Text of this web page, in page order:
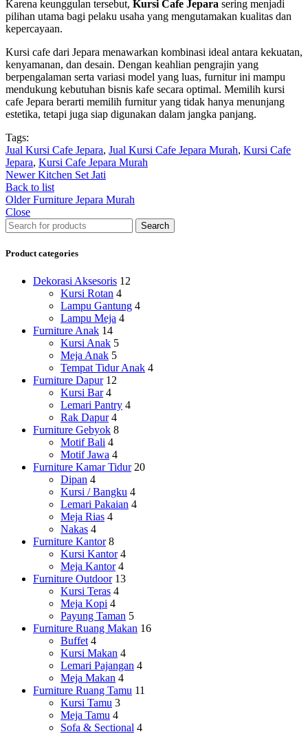
Karena keunggulan tersebut, Kursi Cafe Jepara sering menjadi
pilihan utama bagi pelaku usaha yang mengutamakan kualitas dan
kepercayaan.
Kursi cafe dari Jepara menawarkan kombinasi ideal antara kekuatan,
kenyamanan, dan desain. Dengan keahlian pengrajin yang
berpengalaman serta variasi model yang luas, furnitur ini mampu
mendukung kebutuhan bisnis kafe secara optimal. Memilih kursi
cafe Jepara berarti memilih furnitur yang tidak hanya menunjang
estetika, tetapi juga siap digunakan dalam jangka panjang.
Tags:
Jual Kursi Cafe Jepara, Jual Kursi Cafe Jepara Murah, Kursi Cafe
Jepara, Kursi Cafe Jepara Murah
Newer Kitchen Set Jati
Back to list
Older Furniture Jepara Murah
Close
Search
Product categories
Dekorasi Aksesoris 12
Kursi Rotan 4
Lampu Gantung 4
Lampu Meja 4
Furniture Anak 14
Kursi Anak 5
Meja Anak 5
Tempat Tidur Anak 4
Furniture Dapur 12
Kursi Bar 4
Lemari Pantry 4
Rak Dapur 4
Furniture Gebyok 8
Motif Bali 4
Motif Jawa 4
Furniture Kamar Tidur 20
Dipan 4
Kursi / Bangku 4
Lemari Pakaian 4
Meja Rias 4
Nakas 4
Furniture Kantor 8
Kursi Kantor 4
Meja Kantor 4
Furniture Outdoor 13
Kursi Teras 4
Meja Kopi 4
Payung Taman 5
Furniture Ruang Makan 16
Buffet 4
Kursi Makan 4
Lemari Pajangan 4
Meja Makan 4
Furniture Ruang Tamu 11
Kursi Tamu 3
Meja Tamu 4
Sofa & Sectional 4